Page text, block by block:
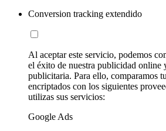
Conversion tracking extendido
Al aceptar este servicio, podemos
el éxito de nuestra publicidad online
publicitaria. Para ello, comparamos
encriptados con los siguientes
utilizas sus servicios:
Google Ads